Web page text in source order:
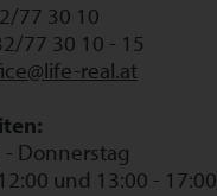
77 30 10
77 30 10 - 15
real.at
Donnerstag
und 13:00 - 17:00